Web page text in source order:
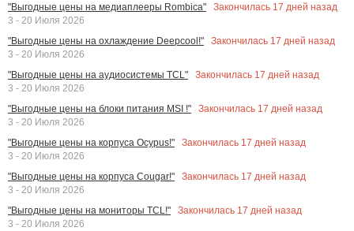
"Выгодные цены на медиаплееры Rombica"
Закончилась 17 дней назад
3 - 20 Июля 2026
"Выгодные цены на охлаждение Deepcool!"
Закончилась 17 дней назад
3 - 20 Июля 2026
"Выгодные цены на аудиосистемы TCL"
Закончилась 17 дней назад
3 - 20 Июля 2026
"Выгодные цены на блоки питания MSI !"
Закончилась 17 дней назад
3 - 20 Июля 2026
"Выгодные цены на корпуса Ocypus!"
Закончилась 17 дней назад
3 - 20 Июля 2026
"Выгодные цены на корпуса Cougar!"
Закончилась 17 дней назад
3 - 20 Июля 2026
"Выгодные цены на мониторы TCL!"
Закончилась 17 дней назад
3 - 20 Июля 2026